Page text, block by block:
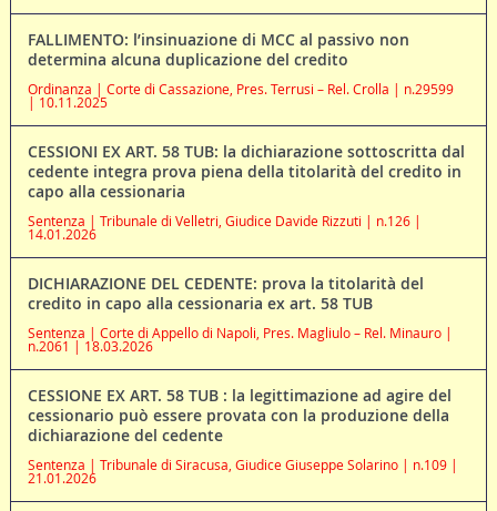
FALLIMENTO: l’insinuazione di MCC al passivo non
determina alcuna duplicazione del credito
Ordinanza | Corte di Cassazione, Pres. Terrusi – Rel. Crolla | n.29599
| 10.11.2025
CESSIONI EX ART. 58 TUB: la dichiarazione sottoscritta dal
cedente integra prova piena della titolarità del credito in
capo alla cessionaria
Sentenza | Tribunale di Velletri, Giudice Davide Rizzuti | n.126 |
14.01.2026
DICHIARAZIONE DEL CEDENTE: prova la titolarità del
credito in capo alla cessionaria ex art. 58 TUB
Sentenza | Corte di Appello di Napoli, Pres. Magliulo – Rel. Minauro |
n.2061 | 18.03.2026
CESSIONE EX ART. 58 TUB : la legittimazione ad agire del
cessionario può essere provata con la produzione della
dichiarazione del cedente
Sentenza | Tribunale di Siracusa, Giudice Giuseppe Solarino | n.109 |
21.01.2026